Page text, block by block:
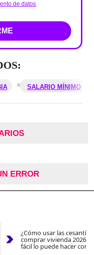
de datos
SALARIO MÍNIMO
ERROR
¿Cómo usar las
comprar vivienda 2026?
fácil lo puede hacer con